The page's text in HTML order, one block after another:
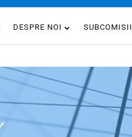
DESPRE NOI SUBCOMISII